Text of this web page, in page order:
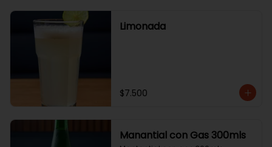
Limonada
$7.500
Manantial con Gas 300mls